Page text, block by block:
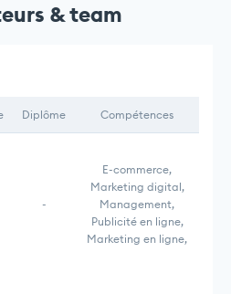
& team
Diplôme Compétences
-
E-commerce,
Marketing digital,
Management,
Publicité en ligne,
Marketing en ligne,